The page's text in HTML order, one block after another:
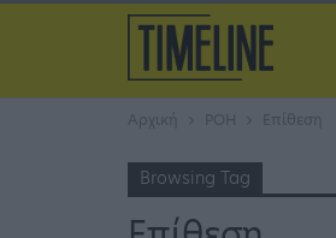
Αρχική ΡΟΗ Επίθεση
Browsing Tag